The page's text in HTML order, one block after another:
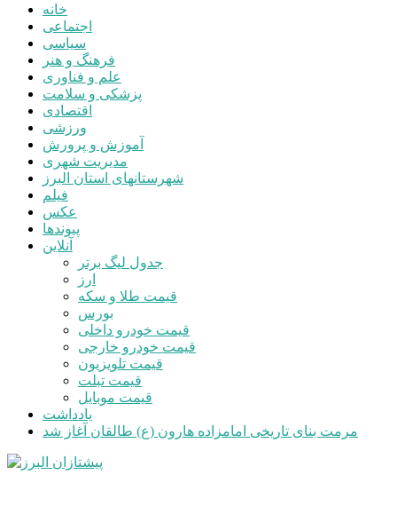
خانه
اجتماعی
سیاسی
فرهنگ و هنر
علم و فناوری
پزشکی و سلامت
اقتصادی
ورزشی
آموزش و پرورش
مدیریت شهری
شهرستانهای استان البرز
فیلم
عکس
پیوندها
آنلاین
جدول لیگ برتر
ارز
قیمت طلا و سکه
بورس
قیمت خودرو داخلی
قیمت خودرو خارجی
قیمت تلویزیون
قیمت تبلت
قیمت موبایل
یادداشت
مرمت بنای تاریخی امامزاده هارون (ع) طالقان آغاز شد